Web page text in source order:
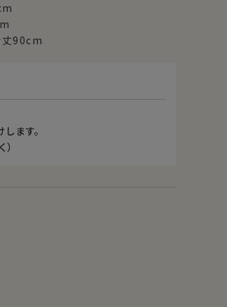
90cm
ます。